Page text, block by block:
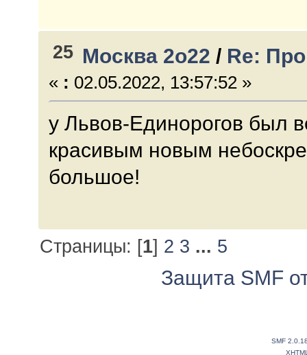
25 Москва 2о22 / Re:
« : 02.05.2022, 13:57:52 »
у Львов-Единорогов был
красивым новым
большое!
Страницы: [1] 2 3 ... 5
Защита SMF
SMF